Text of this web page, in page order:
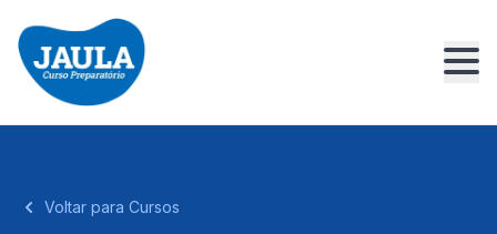
Voltar para Cursos